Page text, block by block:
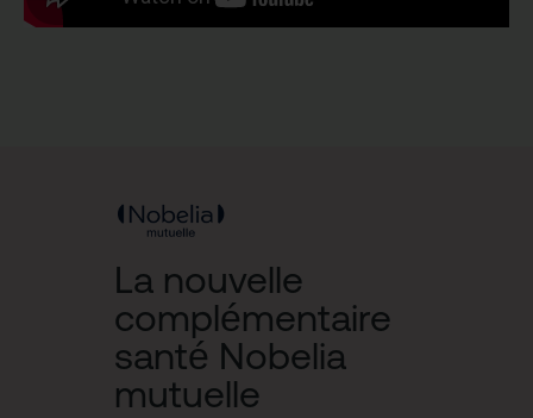
La nouvelle
complémentaire
santé Nobelia
mutuelle